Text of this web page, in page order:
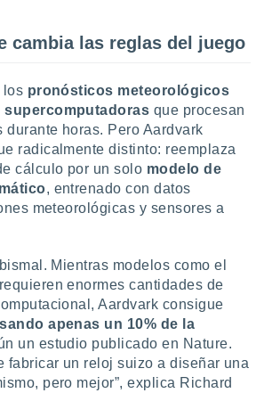
cambia las reglas del juego
los pronósticos meteorológicos
supercomputadoras que procesan
durante horas. Pero Aardvark
radicalmente distinto: reemplaza
cálculo por un solo modelo de
, entrenado con datos
meteorológicas y sensores a
Mientras modelos como el
enormes cantidades de
Aardvark consigue
apenas un 10% de la
un estudio publicado en Nature.
fabricar un reloj suizo a diseñar una
pero mejor”, explica Richard